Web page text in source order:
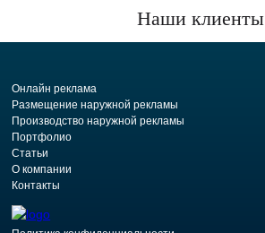
Наши клиенты
Онлайн реклама
Размещение наружной рекламы
Производство наружной рекламы
Портфолио
Статьи
О компании
Контакты